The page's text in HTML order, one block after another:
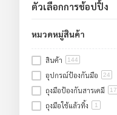
ตัวเลือกการช้อปปิ้ง
หมวดหมู่สินค้า
สินค้า 144
อุปกรณ์ป้องกันมือ 24
ถุงมือป้องกันสารเคมี 17
ถุงมือใช้แล้วทิ้ง 1